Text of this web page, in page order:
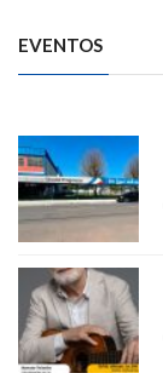
EVENTOS